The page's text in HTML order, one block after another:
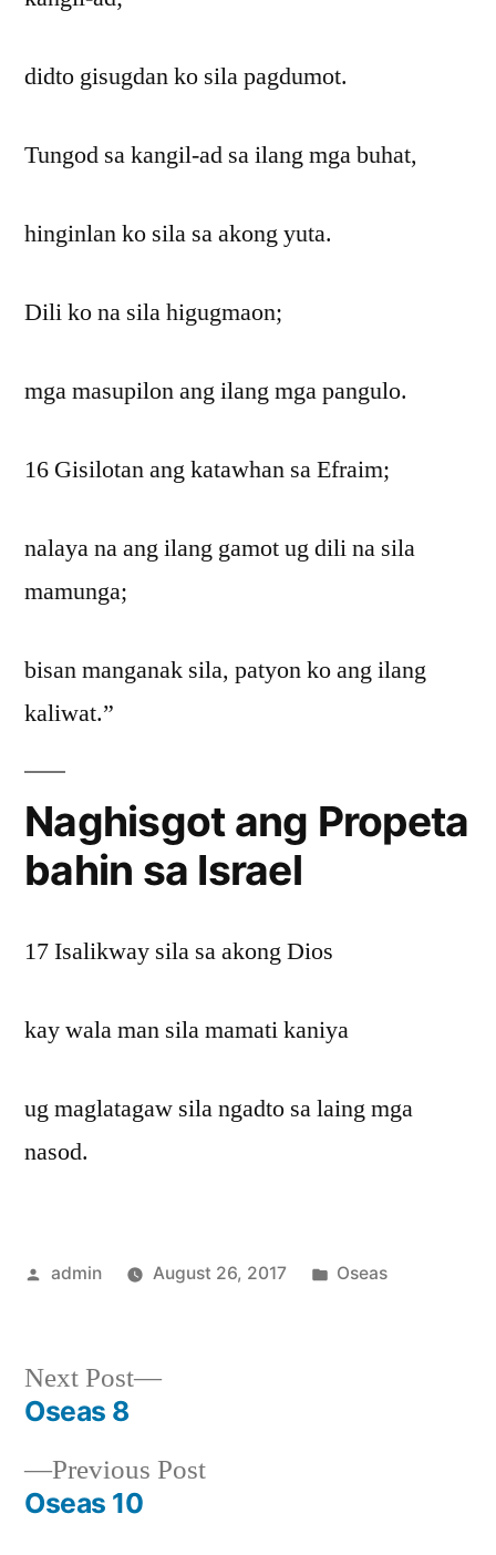
didto gisugdan ko sila pagdumot.
Tungod sa kangil-ad sa ilang mga buhat,
hinginlan ko sila sa akong yuta.
Dili ko na sila higugmaon;
mga masupilon ang ilang mga pangulo.
16 Gisilotan ang katawhan sa Efraim;
nalaya na ang ilang gamot ug dili na sila
mamunga;
bisan manganak sila, patyon ko ang ilang
kaliwat.”
Naghisgot ang Propeta
bahin sa Israel
17 Isalikway sila sa akong Dios
kay wala man sila mamati kaniya
ug maglatagaw sila ngadto sa laing mga
nasod.
Posted
admin August 26, 2017
Posted
Oseas
Post
navigation
Previous PostPrevious
Oseas 10
Next Post
Next
Oseas 8